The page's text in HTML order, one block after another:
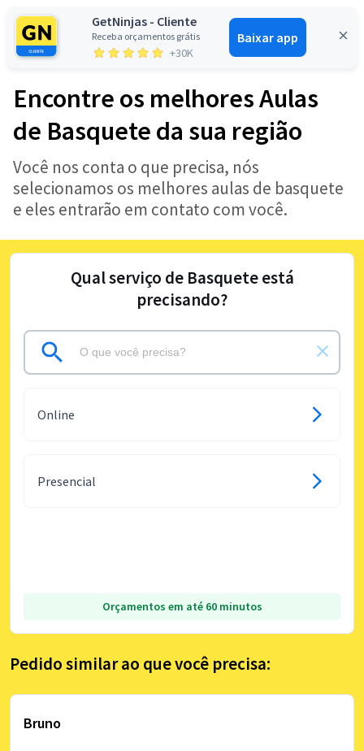
GetNinjas - Cliente
Receba orçamentos grátis
+30K
Baixar app
Entrar
Encontre os melhores Aulas
de Basquete da sua região
Você nos conta o que precisa, nós
selecionamos os melhores aulas de basquete
e eles entrarão em contato com você.
Qual serviço de Basquete está
precisando?
Online
Presencial
Orçamentos em até 60 minutos
Pedido similar ao que você precisa:
Bruno